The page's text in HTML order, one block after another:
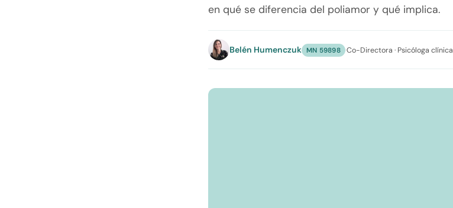
en qué se diferencia del poliamor y qué implica.
Belén Humenczuk MN 59898 ·Co-Directora · Psicóloga clínica